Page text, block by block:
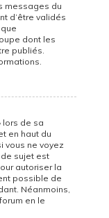
messages du
d’être validés
dont les
publiés.
lors de sa
en haut du
vous ne voyez
sujet est
autoriser la
possible de
Néanmoins,
en le